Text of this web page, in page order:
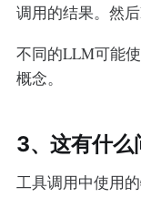
调用的结果。然
不同的LLM可能
概念。
3、这有什么
工具调用中使用